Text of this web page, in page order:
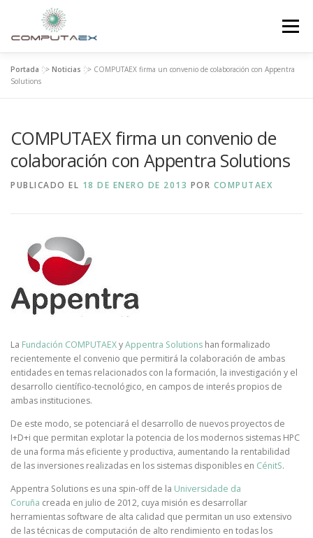
Menú
INICIO
SUPERCOMPUTACIÓN
INVESTIGACIÓN E INNOVACIÓN CONTACTO
Portada >> Noticias >> COMPUTAEX firma un convenio de colaboración con Appentra
Solutions
COMPUTAEX firma un convenio de
colaboración con Appentra Solutions
PUBLICADO EL 18 DE ENERO DE 2013 POR COMPUTAEX
La Fundación COMPUTAEXyAppentra Solutions han formalizado
recientemente el convenio que permitirá la colaboración de ambas
entidades en temas relacionados con la formación, la investigación y el
desarrollo científico-tecnológico, en campos de interés propios de
ambas instituciones.
De este modo, se potenciará el desarrollo de nuevos proyectos de
I+D+i que permitan explotar la potencia de los modernos sistemas HPC
de una forma más eficiente y productiva, aumentando la rentabilidad
de las inversiones realizadas en los sistemas disponibles en CénitS.
Appentra Solutions es una spin-off de la Universidade da
Coruña creada en julio de 2012, cuya misión es desarrollar
herramientas software de alta calidad que permitan un uso extensivo
de las técnicas de computación de alto rendimiento en todas los